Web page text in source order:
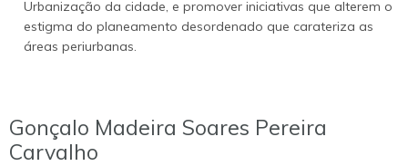
Urbanização da cidade, e promover iniciativas que alterem o
estigma do planeamento desordenado que carateriza as
áreas periurbanas.
Gonçalo Madeira Soares Pereira
Carvalho